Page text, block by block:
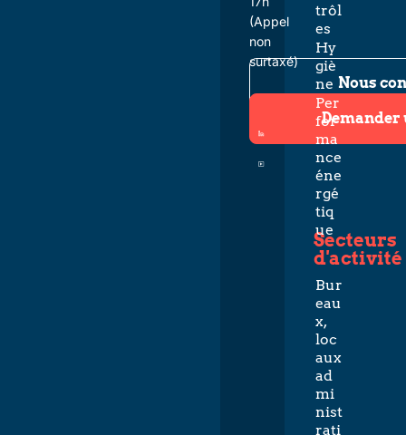
(Appel
non
surtaxé)
Nous
Demander
trôl
es
Hy
giè
ne
Per
for
ma
nce
éne
rgé
tiq
ue
Secteurs
d'activité
Bur
eau
x,
loc
aux
ad
mi
nist
rati